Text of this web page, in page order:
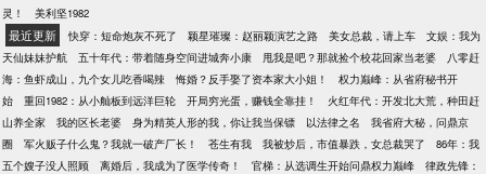
灵！
美利坚1982
最近更新 快穿：短命炮灰不死了 颖星璀璨：赵丽颖演艺之路 美女总裁，请上车
文娱：我为
天仙妹妹护航
五十年代：带着随身空间进城奔小康 甩我是吧？那就捡个校花回家当老婆
八零赶
海：鱼虾成山，九个女儿吃香喝辣
悔婚？反手娶了资本家大小姐！
权力巅峰：从省府秘书开
始
重回1982：从小舢板到远洋巨轮 开局穷光蛋，赚钱全靠挂！
火红年代：开发北大荒，种田赶
山养全家
我的区长老婆 身为精英人形的我，你让我当保镖 以法律之名
我省府大秘，问鼎京
圈
军火贩子什么鬼？我就一破产厂长！ 苍生有我 我被炒后，市值暴跌，女总裁哭了
86年：我
五个嫂子没人照顾
离婚后，我成为了医学传奇！ 官梯：从选调生开始问鼎权力巅峰
律政先锋：